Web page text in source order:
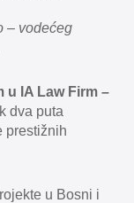
– vodećeg
u IA Law Firm –
dva puta
prestižnih
u Bosni i